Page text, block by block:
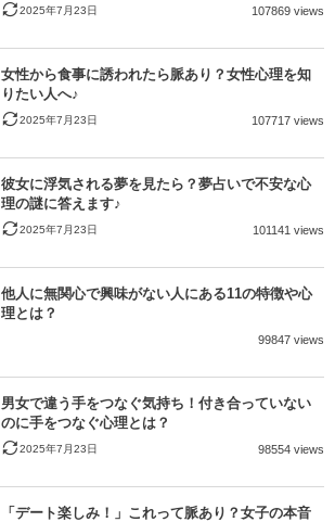
2025年7月23日 107869 views
女性から食事に誘われたら脈あり？女性心理を知
りたい人へ♪
2025年7月23日 107717 views
彼女に浮気される夢を見たら？夢占いで不安な心
理の謎に答えます♪
2025年7月23日 101141 views
他人に無関心で興味がない人にある11の特徴や心
理とは？
99847 views
男女で違う手をつなぐ気持ち！付き合っていない
のに手をつなぐ心理とは？
2025年7月23日 98554 views
「デート楽しみ！」これって脈あり？女子の本音